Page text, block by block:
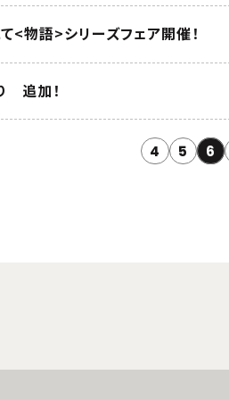
<物語>シリーズフェア開催！
追加！
4 5 6